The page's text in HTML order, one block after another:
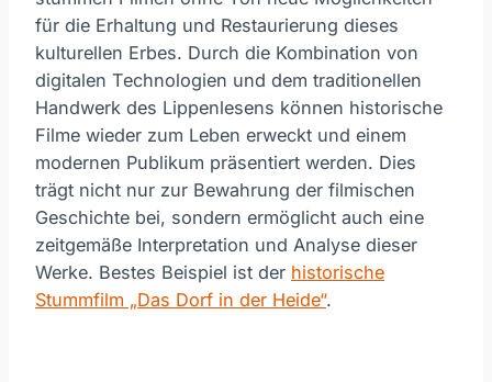
für die Erhaltung und Restaurierung dieses
kulturellen Erbes. Durch die Kombination von
digitalen Technologien und dem traditionellen
Handwerk des Lippenlesens können historische
Filme wieder zum Leben erweckt und einem
modernen Publikum präsentiert werden. Dies
trägt nicht nur zur Bewahrung der filmischen
Geschichte bei, sondern ermöglicht auch eine
zeitgemäße Interpretation und Analyse dieser
Werke. Bestes Beispiel ist der historische
Stummfilm „Das Dorf in der Heide“.